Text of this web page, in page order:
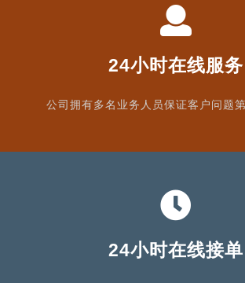
24小时在线服务
公司拥有多名业务人员保证客户问题
24小时在线接单